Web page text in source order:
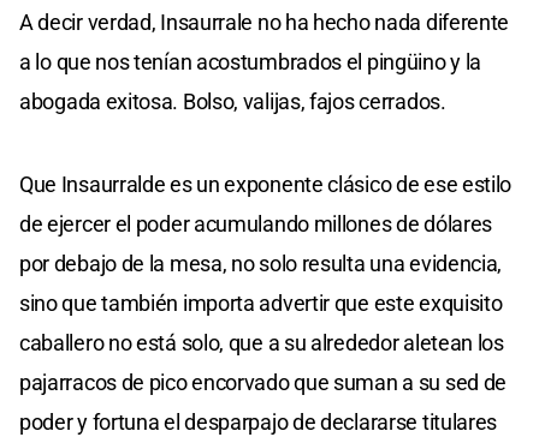
A decir verdad, Insaurrale no ha hecho nada diferente
a lo que nos tenían acostumbrados el pingüino y la
abogada exitosa. Bolso, valijas, fajos cerrados.
Que Insaurralde es un exponente clásico de ese estilo
de ejercer el poder acumulando millones de dólares
por debajo de la mesa, no solo resulta una evidencia,
sino que también importa advertir que este exquisito
caballero no está solo, que a su alrededor aletean los
pajarracos de pico encorvado que suman a su sed de
poder y fortuna el desparpajo de declararse titulares